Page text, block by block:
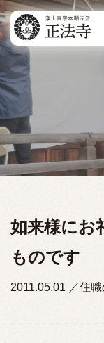
如来様にお
ものです
2011.05.01 住